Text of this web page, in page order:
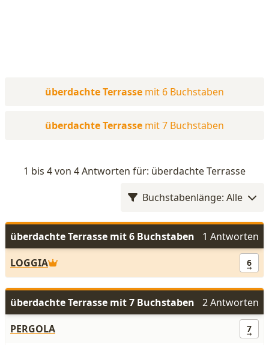
überdachte Terrasse mit 6 Buchstaben
überdachte Terrasse mit 7 Buchstaben
1 bis 4 von 4 Antworten für: überdachte Terrasse
Buchstabenlänge: Alle
überdachte Terrasse mit 6 Buchstaben
1 Antworten
LOGGIA
6
überdachte Terrasse mit 7 Buchstaben
2 Antworten
PERGOLA
7